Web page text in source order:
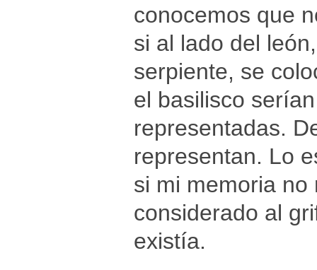
conocemos que
si al lado del
serpiente, se
el basilisco
representadas.
representan. Lo
si mi memoria
considerado al
existía.